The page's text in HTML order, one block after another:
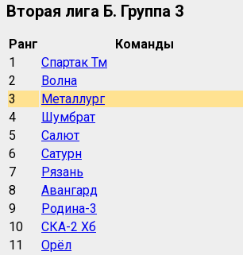
Вторая лига Б. Группа 3
Ранг Команды
1
Спартак Тм
2
Волна
3
Металлург
4
Шумбрат
5
Салют
6
Сатурн
7
Рязань
8
Авангард
9
Родина-3
10
СКА-2 Хб
11
Орёл